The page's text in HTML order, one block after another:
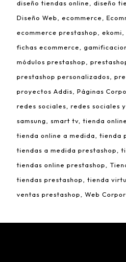
diseño tiendas online
diseño
Diseño Web
ecommerce
ecommerce prestashop
ekomi
fichas ecommerce
módulos prestashop
prestashop personalizados
proyectos Addis
Páginas
redes sociales
redes sociales
samsung
smart tv tienda online
tienda online a medida
tienda
tiendas a medida prestashop
tiendas online prestashop
tiendas prestashop
tienda
ventas prestashop
Web